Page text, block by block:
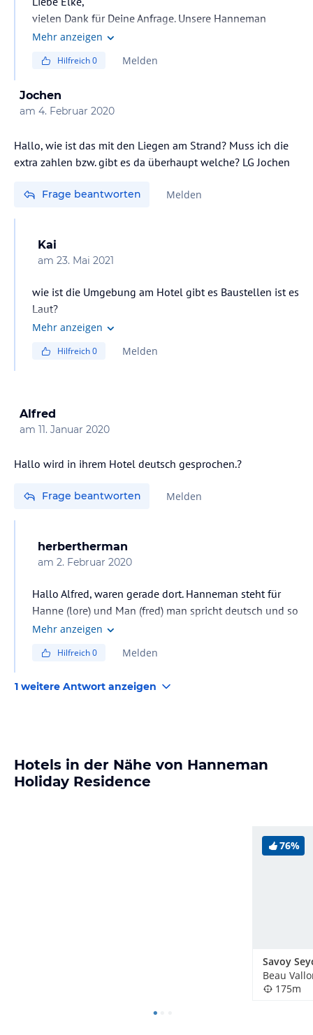
vielen Dank für Deine Anfrage. Unsere Hanneman
Holiday Residence ist eine Self Catering Residence mit
Einkaufsmöglichkeiten sind fussnah.
Kategorien und Preislagen.
Ausflüge kann man vor Ort buchen und diese gibt in
Preisklassen. Wir können daher leider im voraus keine
Kostenangaben machen.
Hanneman Holiday Residence
Mehr anzeigen
Hilfreich0 Melden
Jochen
am 4. Februar 2020
Hallo, wie ist das mit den Liegen am Strand? Muss ich die
extra zahlen bzw. gibt es da überhaupt welche? LG Jochen
Frage beantworten Melden
Kai
am 23. Mai 2021
wie ist die Umgebung am Hotel gibt es Baustellen ist es
Laut?
Mehr anzeigen
Hilfreich0 Melden
Alfred
am 11. Januar 2020
Hallo wird in ihrem Hotel deutsch gesprochen.?
Frage beantworten Melden
herbertherman
am 2. Februar 2020
Hallo Alfred, waren gerade dort. Hanneman steht für
Hanne (lore) und Man (fred) man spricht deutsch und so
ist das Haus auch geführt.
Mehr anzeigen
Hilfreich0 Melden
1 weitere Antwort anzeigen
Hotels in der Nähe von Hanneman
Holiday Residence
76%
Beau
175m